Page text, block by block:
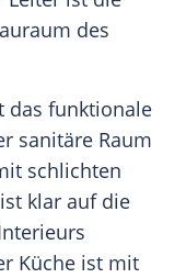
des
das funktionale
sanitäre Raum
schlichten
klar auf die
Küche ist mit